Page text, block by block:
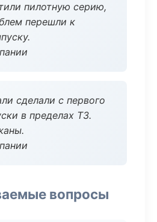
пилотную серию,
перешли к
сделали с первого
в пределах ТЗ.
вопросы